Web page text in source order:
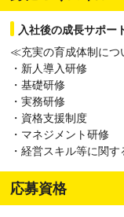
入社後の成長サポー
≪充実の育成体制に
・新人導入研修
・基礎研修
・実務研修
・資格支援制度
・マネジメント研修
・経営スキル等に関
応募資格